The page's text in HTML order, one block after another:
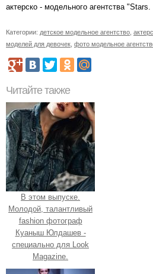
актерско - модельного агентства "Stars.
Категории: детское модельное агентство
моделей для девочек фото модельное
Читайте также
В этом выпуске.
Молодой, талантливый
fashion фотограф
Куаныш Юлдашев -
специально для Look
Magazine.